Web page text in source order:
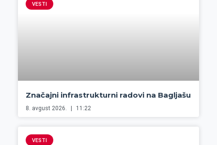
VESTI
Značajni infrastrukturni radovi na Bagljašu
8. avgust 2026. 11:22
VESTI